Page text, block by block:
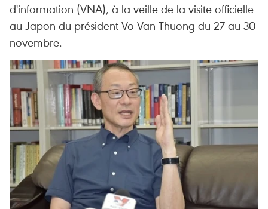
d'information (VNA), à la veille de la visite officielle
au Japon du président Vo Van Thuong du 27 au 30
novembre.